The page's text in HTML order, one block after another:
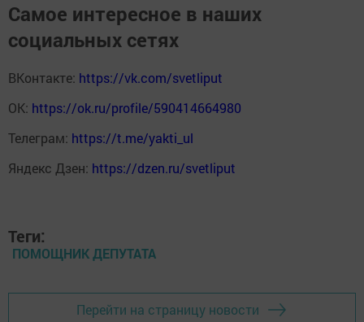
Самое интересное в наших
социальных сетях
ВКонтакте: https://vk.com/svetliput
ОК: https://ok.ru/profile/590414664980
Телеграм: https://t.me/yakti_ul
Яндекс Дзен: https://dzen.ru/svetliput
Теги:
ПОМОЩНИК ДЕПУТАТА
Перейти на страницу новости